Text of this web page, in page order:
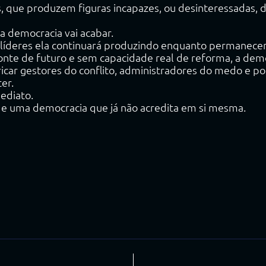
que produzem figuras incapazes, ou desinteressadas,
democracia vai acabar.
ela continuará produzindo enquanto
de futuro e sem capacidade real de reforma, a
gestores do conflito, administradores do medo e
uma democracia que já não acredita em si mesma.